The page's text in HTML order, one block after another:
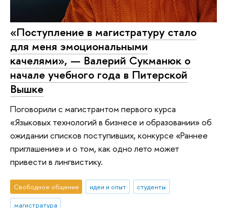
«Поступление в магистратуру стало
для меня эмоциональными
качелями», — Валерий Сукманюк о
начале учебного года в Питерской
Вышке
Поговорили с магистрантом первого курса
«Языковых технологий в бизнесе и образовании» об
ожидании списков поступивших, конкурсе «Раннее
приглашение» и о том, как одно лето может
привести в лингвистику.
Свободное общение идеи и опыт
студенты
магистратура